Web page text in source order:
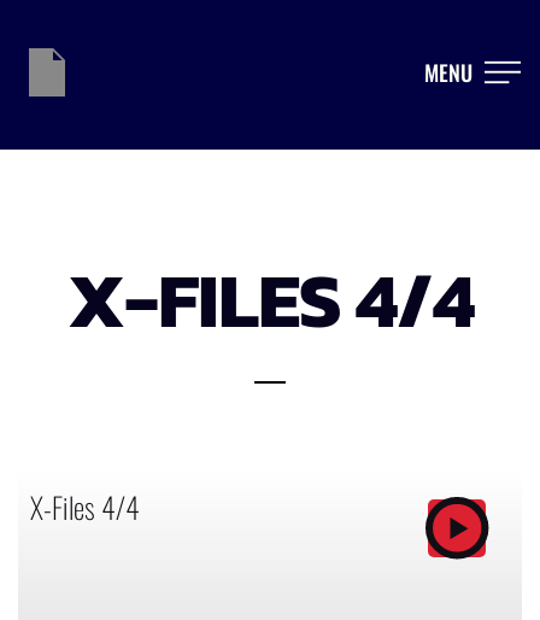
MENU
X-FILES 4/4
X-Files 4/4